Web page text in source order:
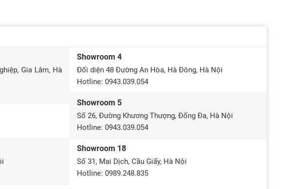
Gia Lâm, Hà
Showroom 4
Đối diện 48 Đường An Hòa, Hà Đông, Hà Nội
Hotline: 0943.039.054
Showroom 5
Số 26, Đường Khương Thượng, Đống Đa, Hà Nội
Hotline: 0943.039.054
Showroom 18
Số 31, Mai Dịch, Cầu Giấy, Hà Nội
Hotline: 0989.248.835